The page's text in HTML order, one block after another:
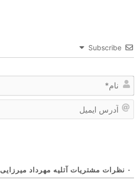
Subscribe
۰ نظرات مشتریات آتلیه مهرداد میرزایی